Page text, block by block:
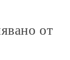
от